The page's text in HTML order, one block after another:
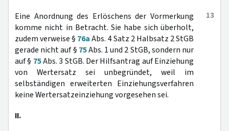
13
Eine Anordnung des Erlöschens der Vormerkung
komme nicht in Betracht. Sie habe sich überholt,
zudem verweise § 76aAbs. 4 Satz 2 Halbsatz 2 StGB
gerade nicht auf § 75Abs. 1 und 2 StGB, sondern nur
auf § 75Abs. 3 StGB. Der Hilfsantrag auf Einziehung
von Wertersatz sei unbegründet, weil im
selbständigen erweiterten Einziehungsverfahren
keine Wertersatzeinziehung vorgesehen sei.
II.